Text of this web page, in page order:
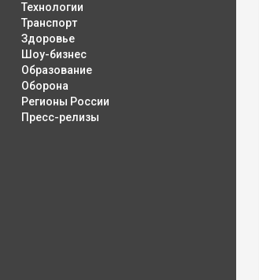
Технологии
Транспорт
Здоровье
Шоу-бизнес
Образование
Оборона
Регионы России
Пресс-релизы